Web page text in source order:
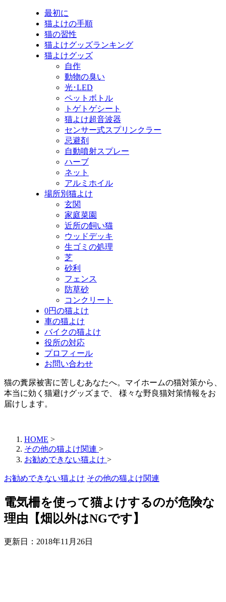
最初に
猫よけの手順
猫の習性
猫よけグッズランキング
猫よけグッズ
自作
動物の臭い
光･LED
ペットボトル
トゲトゲシート
猫よけ超音波器
センサー式スプリンクラー
忌避剤
自動噴射スプレー
ハーブ
ネット
アルミホイル
場所別猫よけ
玄関
家庭菜園
近所の飼い猫
ウッドデッキ
生ゴミの処理
芝
砂利
フェンス
防草砂
コンクリート
0円の猫よけ
車の猫よけ
バイクの猫よけ
役所の対応
プロフィール
お問い合わせ
猫の糞尿被害に苦しむあなたへ。マイホームの猫対策から、
本当に効く猫避けグッズまで、 様々な野良猫対策情報をお
届けします。
HOME >
その他の猫よけ関連 >
お勧めできない猫よけ >
お勧めできない猫よけ その他の猫よけ関連
電気柵を使って猫よけするのが危険な
理由【畑以外はNGです】
更新日： 2018年11月26日